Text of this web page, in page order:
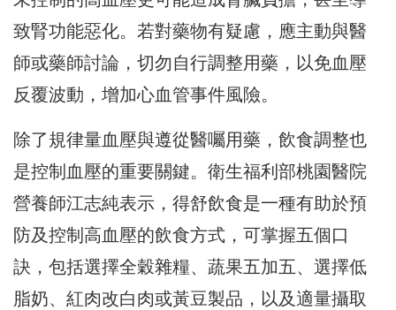
致腎功能惡化。若對藥物有疑慮，應主動與醫
師或藥師討論，切勿自行調整用藥，以免血壓
反覆波動，增加心血管事件風險。
除了規律量血壓與遵從醫囑用藥，飲食調整也
是控制血壓的重要關鍵。衛生福利部桃園醫院
營養師江志純表示，得舒飲食是一種有助於預
防及控制高血壓的飲食方式，可掌握五個口
訣，包括選擇全穀雜糧、蔬果五加五、選擇低
脂奶、紅肉改白肉或黃豆製品，以及適量攝取